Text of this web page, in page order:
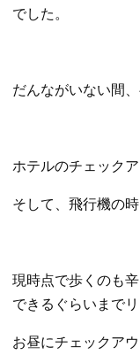
でした。
だんながいない間
ホテルのチェックア
そして、飛行機の
現時点で歩くのも
できるぐらいまで
お昼にチェックア